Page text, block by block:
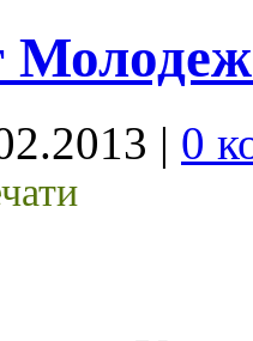
| 0